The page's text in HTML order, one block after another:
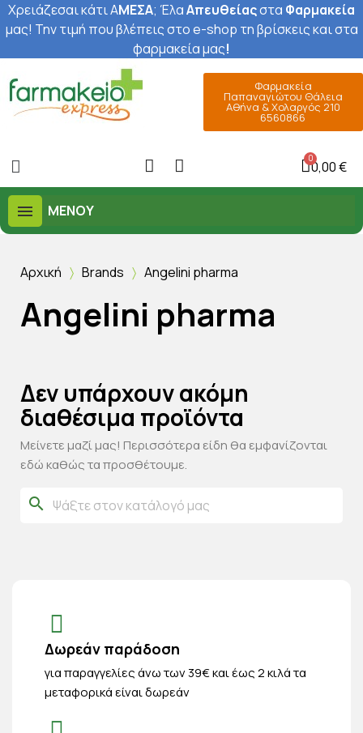
Χρειάζεσαι κάτι ΑΜΕΣΑ; ΈλαΑπευθείαςστα Φαρμακεία
μας! Την τιμή που βλέπεις στο e-shop τη βρίσκεις και στα
φαρμακεία μας!
Φαρμακεία
Παπαναγιώτου Θάλεια
Αθήνα & Χολαργός 210
6560866
0,00 €
ΜΕΝΟΎ
Αρχική Brands Angelini pharma
Angelini pharma
Δεν υπάρχουν ακόμη
διαθέσιμα προϊόντα
Μείνετε μαζί μας! Περισσότερα είδη θα εμφανίζονται
εδώ καθώς τα προσθέτουμε.
search
Δωρεάν παράδοση
για παραγγελίες άνω των 39€ και έως 2 κιλά τα
μεταφορικά είναι δωρεάν